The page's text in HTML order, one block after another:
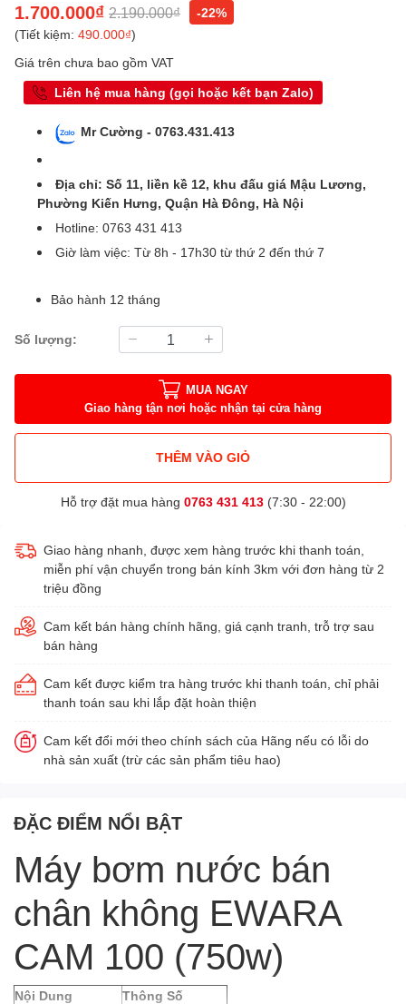
1.700.000₫ 2.190.000₫
-22%
(Tiết kiệm: 490.000₫)
Giá trên chưa bao gồm VAT
Liên hệ mua hàng (gọi hoặc kết bạn Zalo)
Mr Cường - 0763.431.413
Địa chỉ: Số 11, liền kề 12, khu đấu giá Mậu Lương,
Phường Kiến Hưng, Quận Hà Đông, Hà Nội
Hotline: 0763 431 413
Giờ làm việc: Từ 8h - 17h30 từ thứ 2 đến thứ 7
Bảo hành 12 tháng
Số lượng:
MUA NGAY
Giao hàng tận nơi hoặc nhận tại cửa hàng
THÊM VÀO GIỎ
Hỗ trợ đặt mua hàng 0763 431 413(7:30 - 22:00)
Giao hàng nhanh, được xem hàng trước khi thanh toán,
miễn phí vận chuyển trong bán kính 3km với đơn hàng từ 2
triệu đồng
Cam kết bán hàng chính hãng, giá cạnh tranh, trỗ trợ sau
bán hàng
Cam kết được kiểm tra hàng trước khi thanh toán, chỉ phải
thanh toán sau khi lắp đặt hoàn thiện
Cam kết đổi mới theo chính sách của Hãng nếu có lỗi do
nhà sản xuất (trừ các sản phẩm tiêu hao)
ĐẶC ĐIỂM NỔI BẬT
Máy bơm nước bán
chân không EWARA
CAM 100 (750w)
Nội Dung
Thông Số